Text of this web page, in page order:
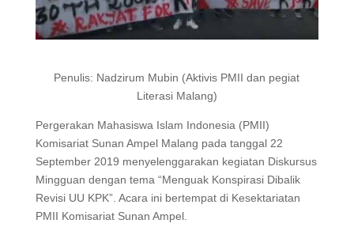
Penulis: Nadzirum Mubin (Aktivis PMII dan pegiat
Literasi Malang)
Pergerakan Mahasiswa Islam Indonesia (PMII)
Komisariat Sunan Ampel Malang pada tanggal 22
September 2019 menyelenggarakan kegiatan Diskursus
Mingguan dengan tema “Menguak Konspirasi Dibalik
Revisi UU KPK”. Acara ini bertempat di Kesektariatan
PMII Komisariat Sunan Ampel.